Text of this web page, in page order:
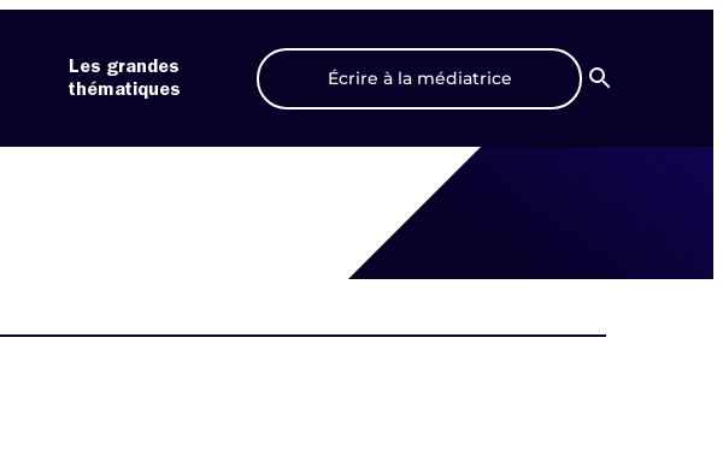
Les grandes
thématiques
Écrire à la médiatrice
Recherche